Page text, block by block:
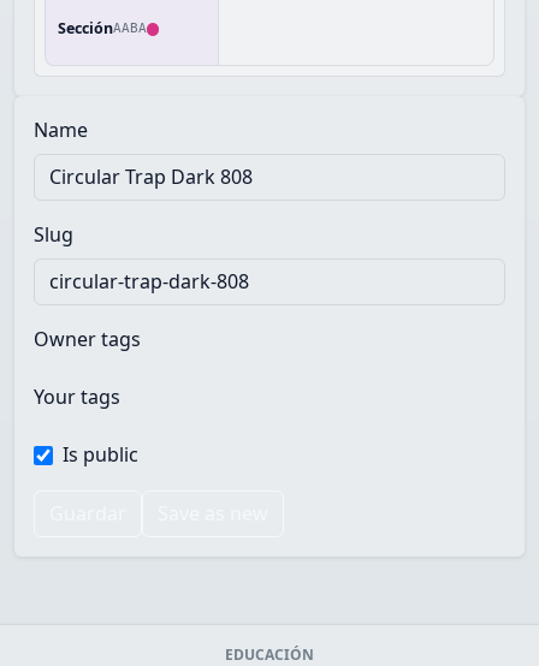
SecciónAABA
Name
Slug
Owner tags
Your tags
Is public
EDUCACIÓN